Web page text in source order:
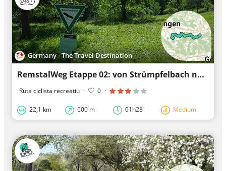
Germany - The Travel Destination
RemstalWeg Etappe 02: von Strümpfelbach nach Schorndorf-Steinmäurich
Ruta ciclista recreatiu · 0 ·
22,1 km 600 m 01h28 Medium